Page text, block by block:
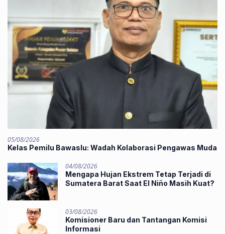
05/08/2026
Kelas Pemilu Bawaslu: Wadah Kolaborasi Pengawas Muda
04/08/2026
Mengapa Hujan Ekstrem Tetap Terjadi di
Sumatera Barat Saat El Niño Masih Kuat?
03/08/2026
Komisioner Baru dan Tantangan Komisi
Informasi